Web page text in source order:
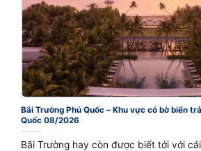
Bãi Trường Phú Quốc – Khu vực có bờ biển
Quốc 08/2026
Bãi Trường hay còn được biết tới với